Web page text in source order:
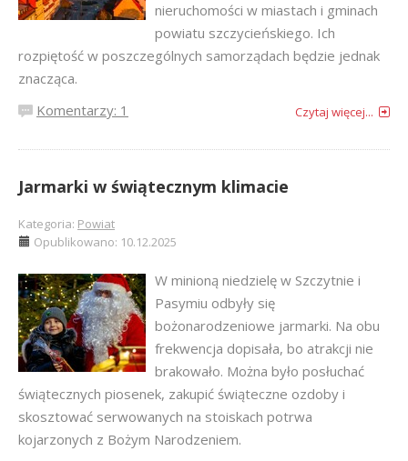
nieruchomości w miastach i gminach
powiatu szczycieńskiego. Ich
rozpiętość w poszczególnych samorządach będzie jednak
znacząca.
Komentarzy: 1
Czytaj więcej...
Jarmarki w świątecznym klimacie
Kategoria: Powiat
Opublikowano: 10.12.2025
W minioną niedzielę w Szczytnie i
Pasymiu odbyły się
bożonarodzeniowe jarmarki. Na obu
frekwencja dopisała, bo atrakcji nie
brakowało. Można było posłuchać
świątecznych piosenek, zakupić świąteczne ozdoby i
skosztować serwowanych na stoiskach potrwa
kojarzonych z Bożym Narodzeniem.